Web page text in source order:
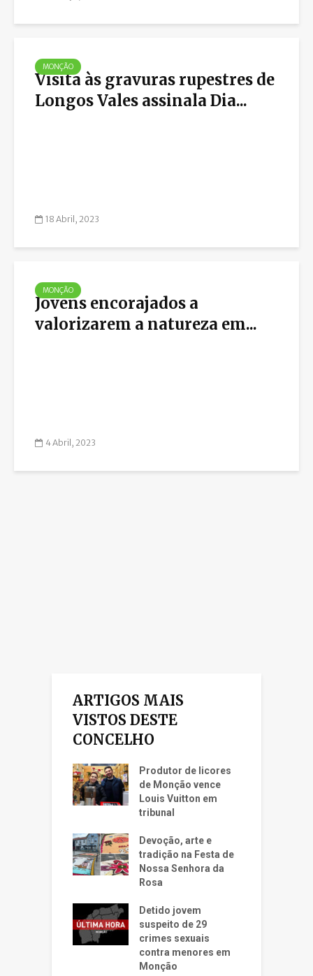
MONÇÃO
Visita às gravuras rupestres de
Longos Vales assinala Dia...
18 Abril, 2023
MONÇÃO
Jovens encorajados a
valorizarem a natureza em...
4 Abril, 2023
ARTIGOS MAIS
VISTOS DESTE
CONCELHO
Produtor de licores
de Monção vence
Louis Vuitton em
tribunal
Devoção, arte e
tradição na Festa de
Nossa Senhora da
Rosa
Detido jovem
suspeito de 29
crimes sexuais
contra menores em
Monção